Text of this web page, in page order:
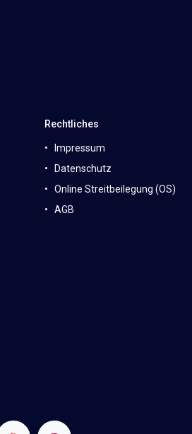
Rechtliches
Impressum
Datenschutz
Online Streitbeilegung (OS)
AGB